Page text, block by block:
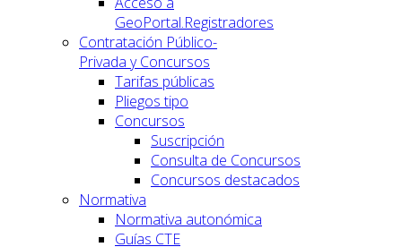
GeoPortal.Registradores
Contratación Público-
Privada y Concursos
Tarifas públicas
Pliegos tipo
Concursos
Suscripción
Consulta de Concursos
Concursos destacados
Normativa
Normativa autonómica
Guías CTE